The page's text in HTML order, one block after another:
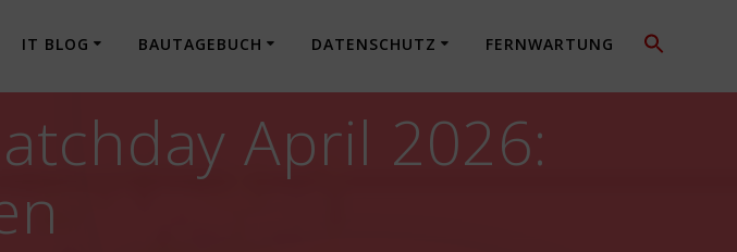
IT BLOG BAUTAGEBUCH DATENSCHUTZ FERNWARTUNG
April 2026: